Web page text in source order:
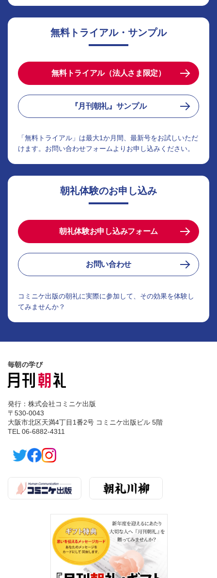
無料トライアル・サンプル
無料トライアル（法人さま限定）
『月刊朝礼』サンプル
「無料トライアル」は最大1か月間、最新号をお試しいただ
けます。お問い合わせフォームよりお申し込みください。
朝礼体験のお申し込み
朝礼体験お申し込みフォーム
お問い合わせ
コミニケ出版の朝礼に実際に参加して、その効果を体験し
てみませんか？
毎朝の学び
発行：株式会社コミニケ出版
〒530-0043
大阪市北区天満4丁目1番2号 コミニケ出版ビル 5階
TEL 06-6882-4311